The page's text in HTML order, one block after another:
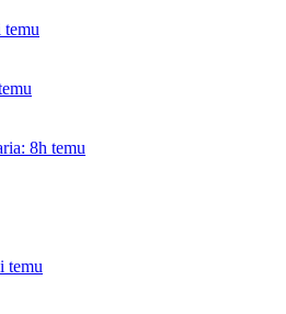
temu
8h temu
temu